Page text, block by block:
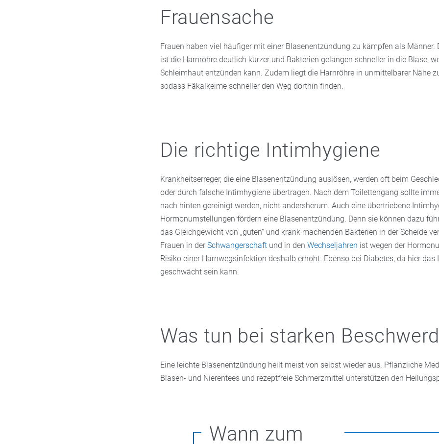
Frauensache
Frauen haben viel häufiger mit einer Blasenentzündung zu kämpfen als Männer.
ist die Harnröhre deutlich kürzer und Bakterien gelangen schneller in die Blase,
Schleimhaut entzünden kann. Zudem liegt die Harnröhre in unmittelbarer Nähe
sodass Fäkalkeime schneller den Weg dorthin finden.
Die richtige Intimhygiene
Krankheitserreger, die eine Blasenentzündung auslösen, werden oft beim
oder durch falsche Intimhygiene übertragen. Nach dem Toilettengang sollte
nach hinten gereinigt werden, nicht andersherum. Auch eine übertriebene
Hormonumstellungen fördern eine Blasenentzündung. Denn sie können dazu
das Gleichgewicht von „guten“ und krank machenden Bakterien in der Scheide
Frauen in der Schwangerschaftund in den Wechseljahren ist wegen der
Risiko einer Harnwegsinfektion deshalb erhöht. Ebenso bei Diabetes, da hier das
geschwächt sein kann.
Was tun bei starken
Eine leichte Blasenentzündung heilt meist von selbst wieder aus. Pflanzliche
Blasen- und Nierentees und rezeptfreie Schmerzmittel unterstützen den
Wann zum